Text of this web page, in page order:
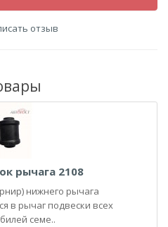
отзыв
рычага 2108
нижнего рычага
в рычаг подвески всех
семе..